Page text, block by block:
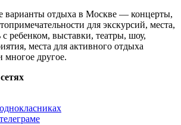
отдыха в Москве — концерты,
для экскурсий, места,
ребенком, выставки, театры, шоу,
места для активного отдыха
многое другое.